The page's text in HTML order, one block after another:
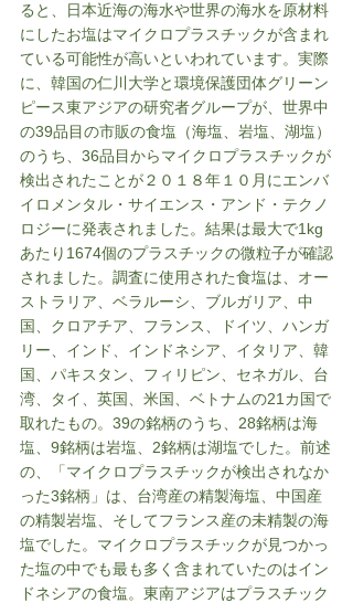
ると、日本近海の海水や世界の海水を原材料
にしたお塩はマイクロプラスチックが含まれ
ている可能性が高いといわれています。実際
に、韓国の仁川大学と環境保護団体グリーン
ピース東アジアの研究者グループが、世界中
の39品目の市販の食塩（海塩、岩塩、湖塩）
のうち、36品目からマイクロプラスチックが
検出されたことが２０１８年１０月にエンバ
イロメンタル・サイエンス・アンド・テクノ
ロジーに発表されました。結果は最大で1kg
あたり1674個のプラスチックの微粒子が確認
されました。調査に使用された食塩は、オー
ストラリア、ベラルーシ、ブルガリア、中
国、クロアチア、フランス、ドイツ、ハンガ
リー、インド、インドネシア、イタリア、韓
国、パキスタン、フィリピン、セネガル、台
湾、タイ、英国、米国、ベトナムの21カ国で
取れたもの。39の銘柄のうち、28銘柄は海
塩、9銘柄は岩塩、2銘柄は湖塩でした。前述
の、「マイクロプラスチックが検出されなか
った3銘柄」は、台湾産の精製海塩、中国産
の精製岩塩、そしてフランス産の未精製の海
塩でした。マイクロプラスチックが見つかっ
た塩の中でも最も多く含まれていたのはイン
ドネシアの食塩。東南アジアはプラスチック